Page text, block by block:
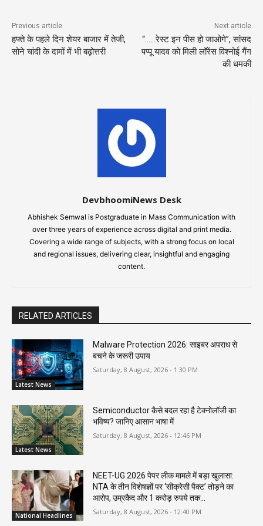
Previous article
हफ्ते के पहले दिन शेयर बाजार में तेजी,
सोने चांदी के दामों में भी बढ़ोत्तरी
Next article
“……रेस्ट इन पीस हो जाओगे”, सांसद
पप्पू यादव को मिली लॉरेंस विश्नोई गैंग
की धमकी
DevbhoomiNews Desk
Abhishek Semwal is Postgraduate in Mass Communication with
over three years of experience across digital and print media.
Covering a wide range of subjects, with a strong focus on local
and regional issues, delivering clear, insightful and engaging
content.
RELATED ARTICLES
Latest News
Malware Protection 2026: साइबर अपराध से
बचने के जरूरी उपाय
Saturday, 8 August, 2026 - 1:30 PM
Latest News
Semiconductor कैसे बदल रहा है टेक्नोलॉजी का
भविष्य? जानिए आसान भाषा में
Saturday, 8 August, 2026 - 12:46 PM
National Headlines
NEET-UG 2026 पेपर लीक मामले में बड़ा खुलासा:
NTA के तीन विशेषज्ञों पर ‘सीक्रेसी पैक्ट’ तोड़ने का
आरोप, उम्रकैद और 1 करोड़ रुपये तक...
Saturday, 8 August, 2026 - 12:40 PM